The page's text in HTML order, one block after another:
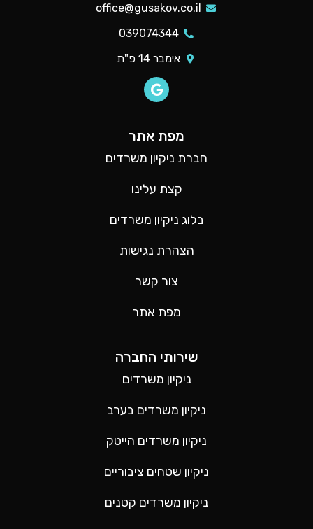
office@gusakov.co.il
039074344
אימבר 14 פ"ת
מפת אתר
חברת ניקיון משרדים
קצת עלינו
בלוג ניקיון משרדים
הצהרת נגישות
צור קשר
מפת אתר
שירותי החברה
ניקיון משרדים
ניקיון משרדים בערב
ניקיון משרדים הייטק
ניקיון שטחים ציבוריים
ניקיון משרדים קטנים